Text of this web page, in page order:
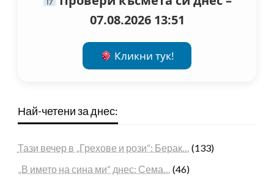
07.08.2026 13:51
Кликни тук!
Най-четени за днес:
Тази вечер в „Грехове и рози“: Берак… (133)
„В името на сина ми“ днес: Сема… (46)